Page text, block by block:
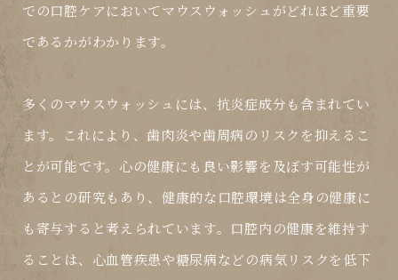
での口腔ケアにおいてマウスウォッシュがどれほど重要
であるかがわかります。
多くのマウスウォッシュには、抗炎症成分も含まれてい
ます。これにより、歯肉炎や歯周病のリスクを抑えるこ
とが可能です。心の健康にも良い影響を及ぼす可能性が
あるとの研究もあり、健康的な口腔環境は全身の健康に
も寄与すると考えられています。口腔内の健康を維持す
ることは、心血管疾患や糖尿病などの病気リスクを低下